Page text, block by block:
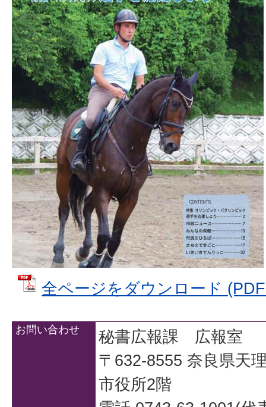
全ページをダウンロード
お問い合わせ
秘書広報課 広報室
〒632-8555 奈良県天
市役所2階